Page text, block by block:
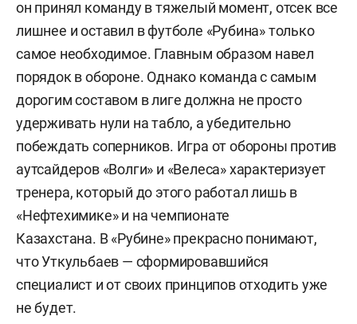
он принял команду в тяжелый момент, отсек все
лишнее и оставил в футболе «Рубина» только
самое необходимое. Главным образом навел
порядок в обороне. Однако команда с самым
дорогим составом в лиге должна не просто
удерживать нули на табло, а убедительно
побеждать соперников. Игра от обороны против
аутсайдеров «Волги» и «Велеса» характеризует
тренера, который до этого работал лишь в
«Нефтехимике» и на чемпионате
Казахстана. В «Рубине» прекрасно понимают,
что Уткульбаев — сформировавшийся
специалист и от своих принципов отходить уже
не будет.